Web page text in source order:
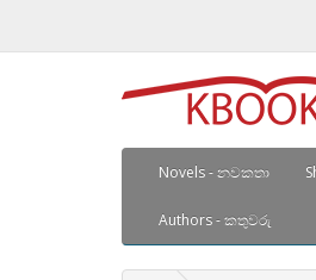
Novels - නවකතා
Authors - කතුවරු